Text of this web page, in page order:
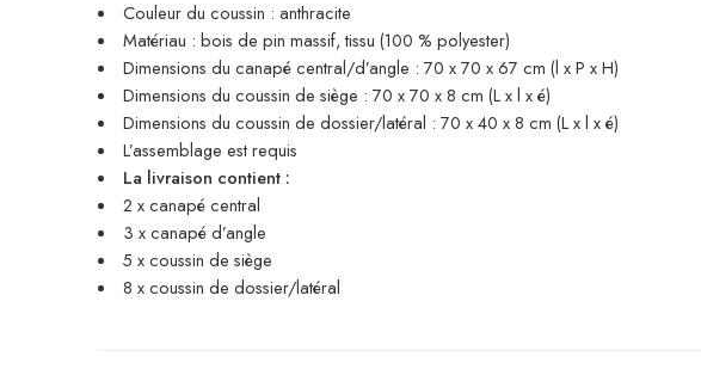
Couleur du coussin : anthracite
Matériau : bois de pin massif, tissu (100 % polyester)
Dimensions du canapé central/d’angle : 70 x 70 x 67 cm (l x P x H)
Dimensions du coussin de siège : 70 x 70 x 8 cm (L x l x é)
Dimensions du coussin de dossier/latéral : 70 x 40 x 8 cm (L x l x é)
L’assemblage est requis
La livraison contient :
2 x canapé central
3 x canapé d’angle
5 x coussin de siège
8 x coussin de dossier/latéral